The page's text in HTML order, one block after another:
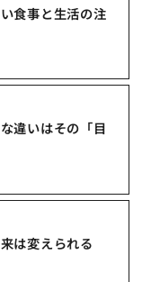
食事と生活の注
違いはその「目
は変えられる